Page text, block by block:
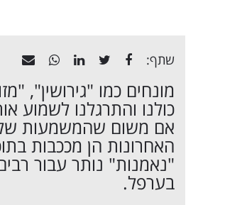
שתף:
מונחים כמו "גירושין", "
כולנו והתרגלנו לשמוע
אם משום שהמשמעות של
האחרונות הן מככבות
"נאמנות" נותר עבור
בערפל.